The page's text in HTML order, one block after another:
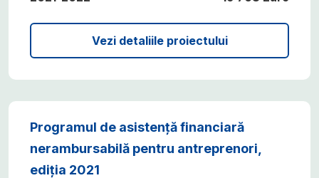
Vezi detaliile proiectului
Programul de asistență financiară
nerambursabilă pentru antreprenori,
ediția 2021